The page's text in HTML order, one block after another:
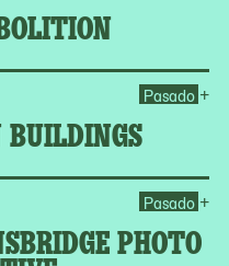
Pasado +
PHOTO
Pasado +